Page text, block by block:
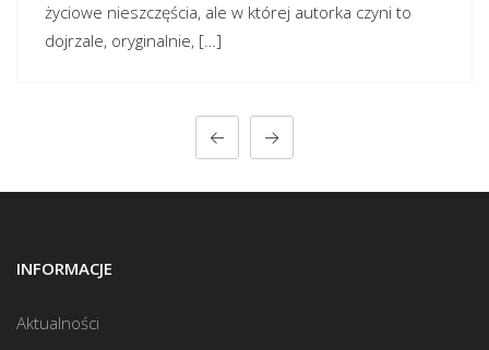
życiowe nieszczęścia, ale w której autorka czyni to
dojrzale, oryginalnie, […]
INFORMACJE
Aktualności